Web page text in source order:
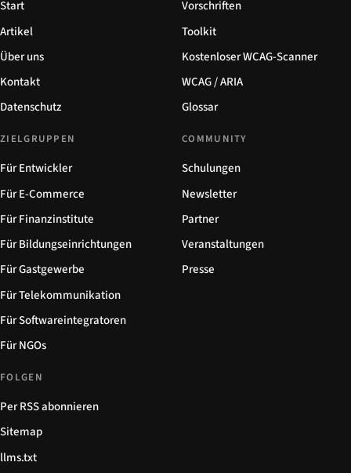
Start
Artikel
Über uns
Kontakt
Datenschutz
Vorschriften
Toolkit
Kostenloser WCAG-Scanner
WCAG / ARIA
Glossar
ZIELGRUPPEN
Für Entwickler
Für E-Commerce
Für Finanzinstitute
Für Bildungseinrichtungen
Für Gastgewerbe
Für Telekommunikation
Für Softwareintegratoren
Für NGOs
COMMUNITY
Schulungen
Newsletter
Partner
Veranstaltungen
Presse
FOLGEN
Per RSS abonnieren
Sitemap
llms.txt